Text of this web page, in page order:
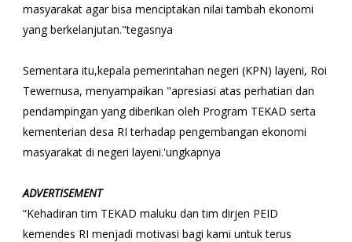
masyarakat agar bisa menciptakan nilai tambah ekonomi
yang berkelanjutan."tegasnya
Sementara itu,kepala pemerintahan negeri (KPN) layeni, Roi
Tewernusa, menyampaikan "apresiasi atas perhatian dan
pendampingan yang diberikan oleh Program TEKAD serta
kementerian desa RI terhadap pengembangan ekonomi
masyarakat di negeri layeni.'ungkapnya
ADVERTISEMENT
“Kehadiran tim TEKAD maluku dan tim dirjen PEID
kemendes RI menjadi motivasi bagi kami untuk terus